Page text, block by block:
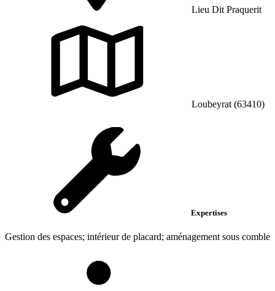
Lieu Dit Praquerit
Loubeyrat (63410)
Expertises
Gestion des espaces; intérieur de placard; aménagement sous comble